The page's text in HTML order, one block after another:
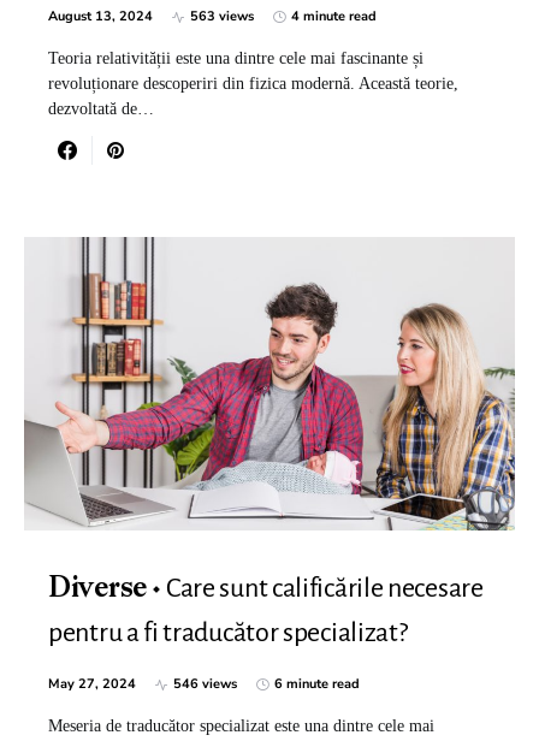
August 13, 2024 563 views 4 minute read
Teoria relativității este una dintre cele mai fascinante și
revoluționare descoperiri din fizica modernă. Această teorie,
dezvoltată de…
Diverse
Care sunt calificările necesare
pentru a fi traducător specializat?
May 27, 2024 546 views 6 minute read
Meseria de traducător specializat este una dintre cele mai